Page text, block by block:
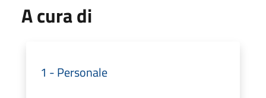
A cura di
1 - Personale